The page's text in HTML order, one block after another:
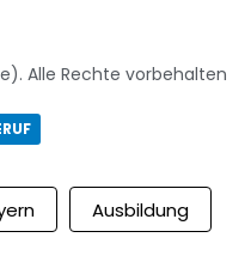
Alle Rechte vorbehalten
Ausbildung